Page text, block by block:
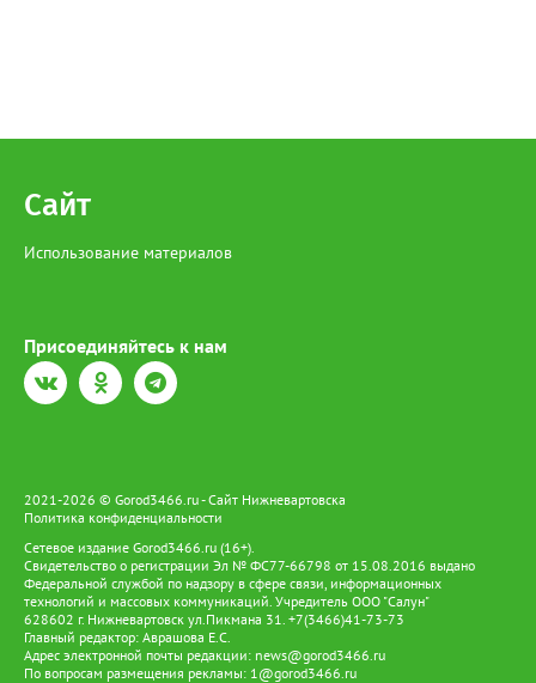
Сайт
Использование материалов
Присоединяйтесь к нам
2021-2026 © Gorod3466.ru - Сайт Нижневартовска
Политика конфиденциальности
Сетевое издание Gorod3466.ru (16+).
Свидетельство о регистрации Эл № ФС77-66798 от 15.08.2016 выдано
Федеральной службой по надзору в сфере связи, информационных
технологий и массовых коммуникаций. Учредитель ООО "Салун"
628602 г. Нижневартовск ул.Пикмана 31. +7(3466)41-73-73
Главный редактор: Аврашова Е.С.
Адрес электронной почты редакции: news@gorod3466.ru
По вопросам размещения рекламы: 1@gorod3466.ru